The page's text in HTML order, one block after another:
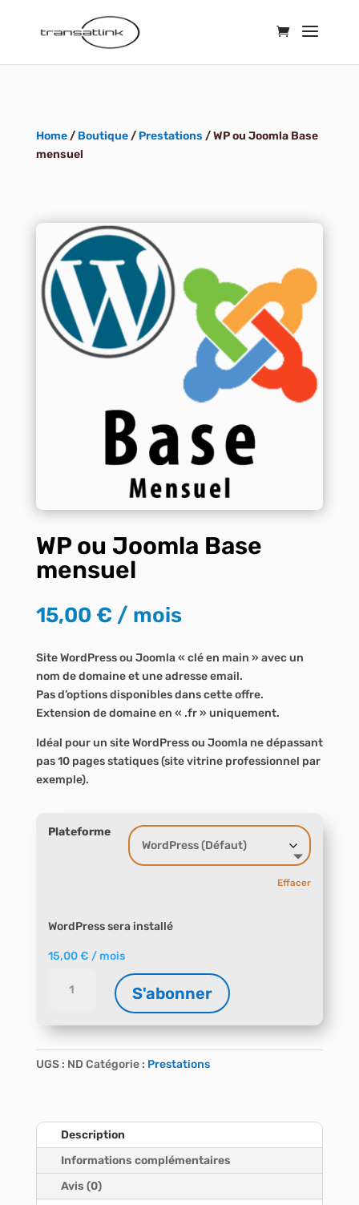
Home/ Boutique/ Prestations / WP ou Joomla Base
mensuel
WP ou Joomla Base
mensuel
15,00 € / mois
Site WordPress ou Joomla « clé en main » avec un
nom de domaine et une adresse email.
Pas d’options disponibles dans cette offre.
Extension de domaine en « .fr » uniquement.
Idéal pour un site WordPress ou Joomla ne dépassant
pas 10 pages statiques (site vitrine professionnel par
exemple).
Plateforme
Effacer
WordPress sera installé
15,00€ / mois
ou
Joomla
Base
S'abonner
A
t
t
i
UGS : ND Catégorie : Prestations
Description
Informations complémentaires
Avis (0)